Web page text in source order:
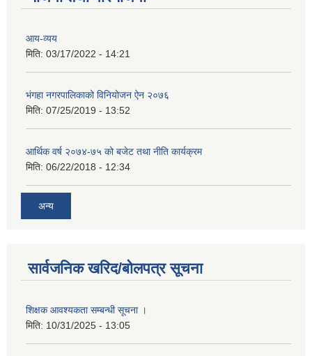
आय-व्यय
मिति: 03/17/2022 - 14:21
भंगहा नगरपालिकाको विनियोजन ऐन २०७६
मिति: 07/25/2019 - 13:52
आर्थिक वर्ष २०७४-७५ को बजेट तथा नीति कार्यक्रम
मिति: 06/22/2018 - 12:34
अन्य
सार्वजनिक खरिद/बोलपत्र सूचना
शिक्षक आवश्यकता सम्बन्धी सूचना ।
मिति: 10/31/2025 - 13:05